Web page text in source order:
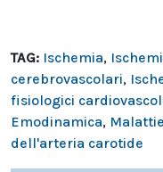
TAG: Ischemia,
cerebrovascolari,
fisiologici
Emodinamica,
dell'arteria carotide